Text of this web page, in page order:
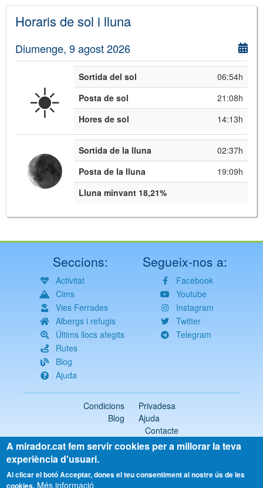
©Leaflet
JS library for interactive maps
©OpenStreetMap
© Institut Cartogràfic i Geològic de
Catalunya
Horaris de sol i lluna
Diumenge, 9 agost 2026
☀️ Sortida del sol
06:54h
Posta de sol
21:08h
Hores de sol
14:13h
Sortida de la lluna
02:37h
Posta de la lluna
19:09h
Lluna minvant 18,21%
Seccions:
Activitat
Cims
Vies Ferrades
Albergs i refugis
Últims llocs afegits
Rutes
Blog
Ajuda
Segueix-nos a:
Facebook
Youtube
Instagram
Twitter
Telegram
Condicions
Privadesa
Blog
Ajuda
Contacte
2018-2026 ©mirador.cat
Tots els drets reservats
Select
A mirador.cat fem servir cookies per a millorar la teva
experiència d'usuari.
Al clicar el botó Acceptar, dones el teu consentiment al nostre ús de les
cookies. Més informació